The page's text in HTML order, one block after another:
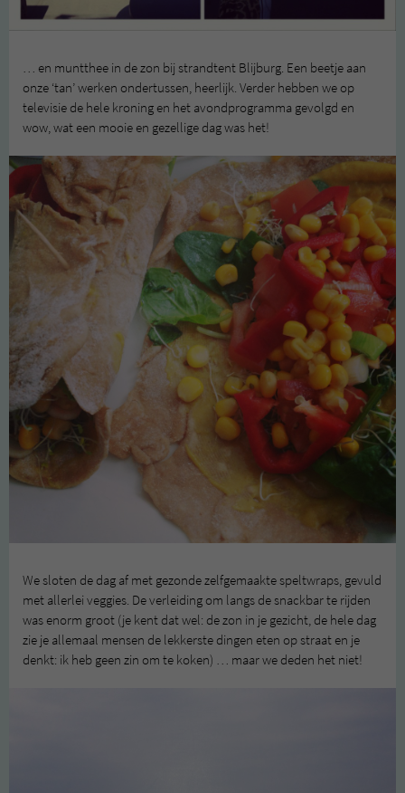
… en muntthee in de zon bij strandtent Blijburg. Een beetje aan
onze ‘tan’ werken ondertussen, heerlijk. Verder hebben we op
televisie de hele kroning en het avondprogramma gevolgd en
wow, wat een mooie en gezellige dag was het!
We sloten de dag af met gezonde zelfgemaakte speltwraps, gevuld
met allerlei veggies. De verleiding om langs de snackbar te rijden
was enorm groot (je kent dat wel: de zon in je gezicht, de hele dag
zie je allemaal mensen de lekkerste dingen eten op straat en je
denkt: ik heb geen zin om te koken) … maar we deden het niet!